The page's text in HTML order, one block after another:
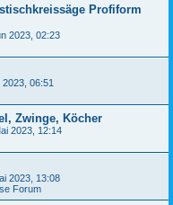
Profiform
2023, 02:23
06:51
Zwinge, Köcher
2023, 12:14
2023, 13:08
Forum